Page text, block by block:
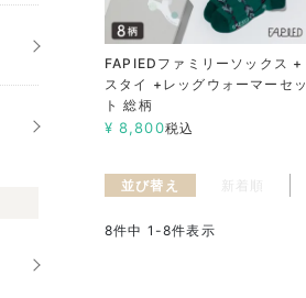
FAPIEDファミリーソックス +
スタイ +レッグウォーマーセッ
ト 総柄
¥ 8,800税込
並び替え
8件中 1 -8件表示